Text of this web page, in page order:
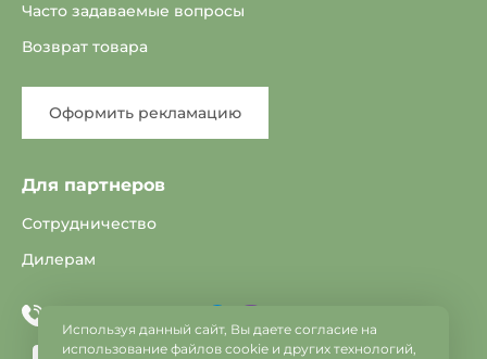
Часто задаваемые вопросы
Возврат товара
Оформить рекламацию
Для партнеров
Сотрудничество
Дилерам
Telegram
Viber
Используя данный сайт, Вы даете согласие на
использование файлов cookie и других технологий,